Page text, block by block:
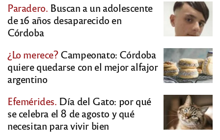
Paradero. Buscan a un adolescente
de 16 años desaparecido en
Córdoba
¿Lo merece?Campeonato: Córdoba
quiere quedarse con el mejor alfajor
argentino
Efemérides. Día del Gato: por qué
se celebra el 8 de agosto y qué
necesitan para vivir bien